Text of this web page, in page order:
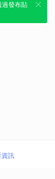
過發布貼
資訊